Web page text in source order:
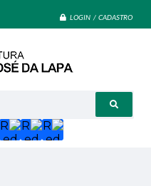
LOGIN / CADASTRO